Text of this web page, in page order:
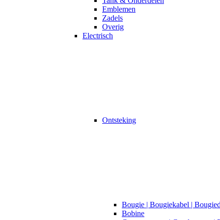
Emblemen
Zadels
Overig
Electrisch
Ontsteking
Bougie | Bougiekabel |
Bobine